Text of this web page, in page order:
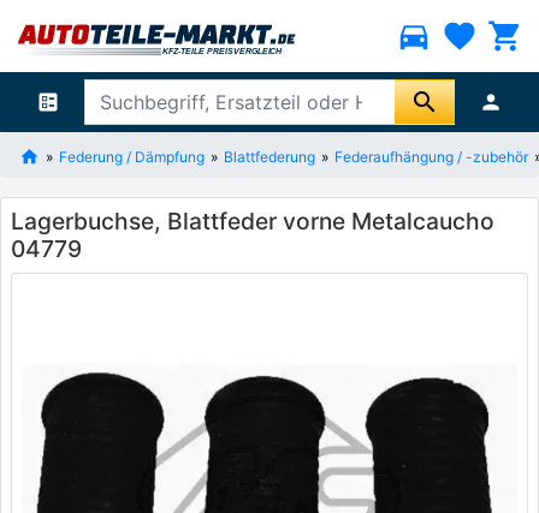
directions_car favorite shopping_cart
ballot search person
Federung / Dämpfung Blattfederung Federaufhängung / -zubehör
Lagerbuchse, Blattfeder vorne Metalcaucho
04779